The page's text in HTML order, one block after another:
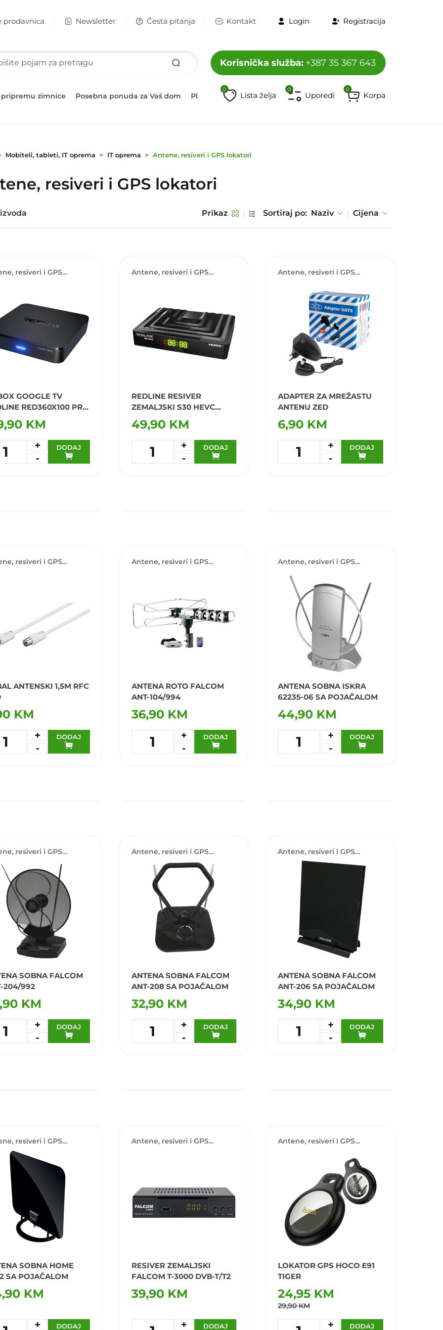
prodavnica Newsletter Česta pitanja Kontakt Login Registracija
0
Lista želja
0
Uporedi
0
Korpa
Korisnička služba: +387 35 367 643
pripremu zimnice Posebna ponuda za Vaš dom Plažni program Televizori i dodaci HORECA program
Mobiteli, tableti, IT oprema IT oprema Antene, resiveri i GPS lokatori
resiveri i GPS lokatori
Prikaz | Sortiraj po: Naziv | Cijena
resiveri i GPS
GOOGLE TV
RED360X100 PRO
16GBKM
DODAJ
1
+
-
Antene, resiveri i GPS
REDLINE RESIVER
ZEMALJSKI S30 HEVC
DVB-T2/C WIFI
49,90 KM
DODAJ
1
+
-
Antene, resiveri i GPS
ADAPTER ZA MREŽASTU
ANTENU ZED
6,90 KM
DODAJ
1
+
-
resiveri i GPS
ANTENSKI 1,5M RFC
KM
DODAJ
1
+
-
Antene, resiveri i GPS
ANTENA ROTO FALCOM
ANT-104/994
36,90 KM
DODAJ
1
+
-
Antene, resiveri i GPS
ANTENA SOBNA ISKRA
62235-06 SA POJAČALOM
44,90 KM
DODAJ
1
+
-
resiveri i GPS
SOBNA FALCOM
204/992
KM
DODAJ
1
+
-
Antene, resiveri i GPS
ANTENA SOBNA FALCOM
ANT-208 SA POJAČALOM
32,90 KM
DODAJ
1
+
-
Antene, resiveri i GPS
lokatori
ANTENA SOBNA FALCOM
ANT-206 SA POJAČALOM
34,90 KM
DODAJ
1
+
-
resiveri i GPS
SOBNA HOME
SA POJAČALOM
KM
DODAJ
+
Antene, resiveri i GPS
RESIVER ZEMALJSKI
FALCOM T-3000 DVB-T/T2
39,90 KM
DODAJ
+
Antene, resiveri i GPS
LOKATOR GPS HOCO E91
TIGER
24,95 KM
29,90 KM
DODAJ
+